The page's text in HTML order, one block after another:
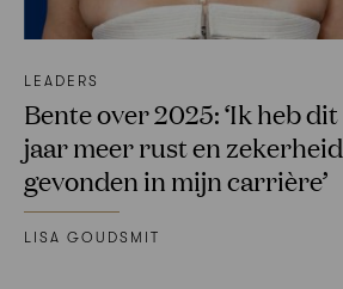
LEADERS
Bente over 2025: ‘Ik heb dit
jaar meer rust en zekerheid
gevonden in mijn carrière’
LISA GOUDSMIT